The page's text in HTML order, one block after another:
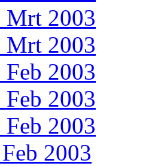
2003
Mrt 2003
2003
2003
2003
2003